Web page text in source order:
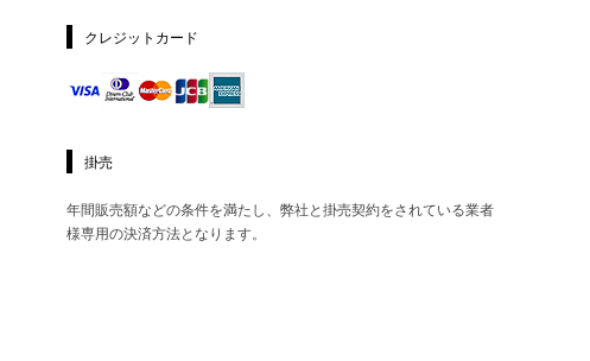
クレジットカード
掛売
年間販売額などの条件を満たし、弊社と掛売契約をされている業者
様専用の決済方法となります。